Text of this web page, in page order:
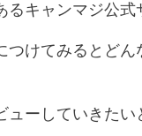
キャンマジ公式
けてみるとどん
ューしていきた